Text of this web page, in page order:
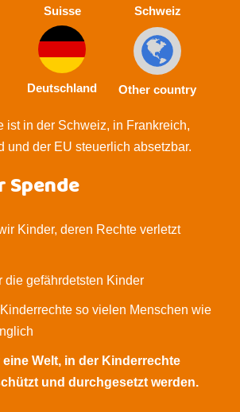
Suisse Schweiz
Deutschland Other country
ist in der Schweiz, in Frankreich,
und der EU steuerlich absetzbar.
Spende
Kinder, deren Rechte verletzt
die gefährdetsten Kinder
so vielen Menschen wie
Welt, in der Kinderrechte
und durchgesetzt werden.